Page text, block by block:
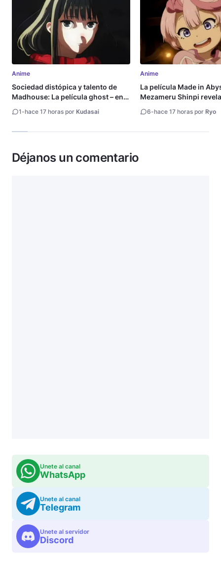
Anime
Sociedad distópica y talento de
Madhouse: La película ghost – end
1-hace 17 horas por Kudasai
Anime
La película Made in
Mezameru Shinpi
6-hace 17 horas por Ryo
Déjanos un comentario
Unete al canal
WhatsApp
Unete al canal
Telegram
Unete al servidor
Discord